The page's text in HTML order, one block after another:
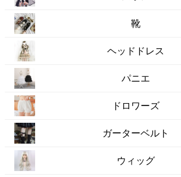
靴
ヘッドドレス
パニエ
ドロワーズ
ガーターベルト
ウィッグ